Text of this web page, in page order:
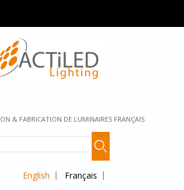
& FABRICATION DE LUMINAIRES FRANÇAIS
English Français